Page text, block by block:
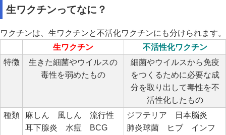
生ワクチンってなに？
ワクチンは、生ワクチンと不活化ワクチンにも分けられます。
生ワクチン
不活性化ワクチン
特徴
生きた細菌やウイルスの
毒性を弱めたもの
細菌やウイルスから免疫
をつくるために必要な成
分を取り出して毒性を不
活性化したもの
種類
麻しん 風しん 流行性
耳下腺炎 水痘 BCG
ジフテリア 日本脳炎
肺炎球菌 ヒブ インフ